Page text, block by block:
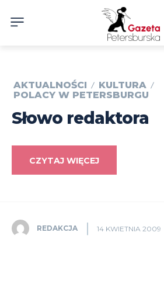
AKTUALNOŚCI
KULTURA
POLACY W PETERSBURGU
Słowo redaktora
CZYTAJ WIĘCEJ
REDAKCJA 14 KWIETNIA 2009